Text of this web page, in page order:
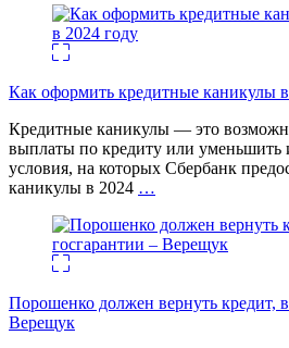
Как оформить кредитные каникулы
Кредитные каникулы — это
выплаты по кредиту или уменьшить
условия, на которых Сбербанк
каникулы в 2024 …
Порошенко должен вернуть кредит,
Верещук